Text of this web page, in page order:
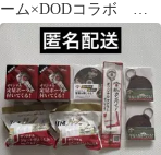
ーム×DODコラボ ト
ートハコナール(40)